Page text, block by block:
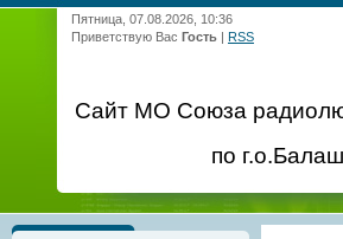
Пятница, 07.08.2026, 10:36
Приветствую Вас Гость | RSS
Сайт МО Союза
по